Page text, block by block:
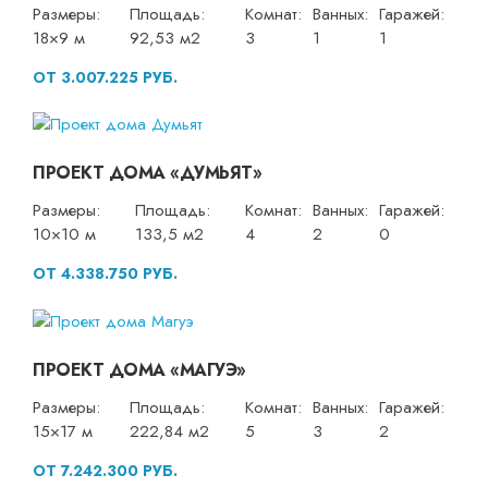
Размеры:
18×9 м
Площадь:
92,53 м2
Комнат:
3
Ванных:
1
Гаражей:
1
ОТ 3.007.225 РУБ.
ПРОЕКТ ДОМА «ДУМЬЯТ»
Размеры:
10×10 м
Площадь:
133,5 м2
Комнат:
4
Ванных:
2
Гаражей:
0
ОТ 4.338.750 РУБ.
ПРОЕКТ ДОМА «МАГУЭ»
Размеры:
15×17 м
Площадь:
222,84 м2
Комнат:
5
Ванных:
3
Гаражей:
2
ОТ 7.242.300 РУБ.